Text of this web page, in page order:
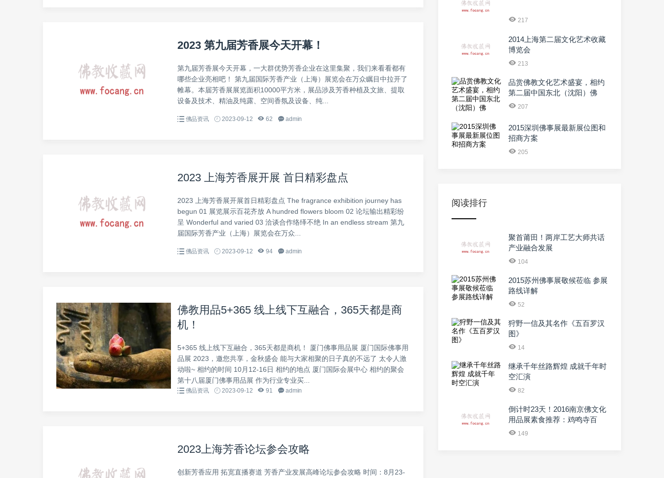
2023 第九届芳香展今天开幕！
第九届芳香展今天开幕，一大群优势芳香企业在这里集聚，我们来看看都有
哪些企业亮相吧！ 第九届国际芳香产业（上海）展览会在万众瞩目中拉开了
帷幕。本届芳香展展览面积10000平方米，展品涉及芳香种植及文旅、提取
设备及技术、精油及纯露、空间香氛及设备、纯...
佛品资讯 2023-09-12 62 admin
2023 上海芳香展开展 首日精彩盘点
2023 上海芳香展开展首日精彩盘点 The fragrance exhibition journey has
begun 01 展览展示百花齐放 A hundred flowers bloom 02 论坛输出精彩纷
呈 Wonderful and varied 03 洽谈合作络绎不绝 In an endless stream 第九
届国际芳香产业（上海）展览会在万众...
佛品资讯 2023-09-12 94 admin
佛教用品5+365 线上线下互融合，365天都是商
机！
5+365 线上线下互融合，365天都是商机！ 厦门佛事用品展 厦门国际佛事用
品展 2023，邀您共享，金秋盛会 能与大家相聚的日子真的不远了 太令人激
动啦~ 相约的时间 10月12-16日 相约的地点 厦门国际会展中心 相约的聚会
第十八届厦门佛事用品展 作为行业专业买...
佛品资讯 2023-09-12 91 admin
2023上海芳香论坛参会攻略
创新芳香应用 拓宽直播赛道 芳香产业发展高峰论坛参会攻略 时间：8月23-
217
2014上海第二届文化艺术收藏
博览会
213
品赏佛教文化艺术盛宴，相约
第二届中国东北（沈阳）佛
207
2015深圳佛事展最新展位图和
招商方案
205
阅读排行
聚首莆田！两岸工艺大师共话
产业融合发展
104
2015苏州佛事展敬候莅临 参展
路线详解
52
狩野一信及其名作《五百罗汉
图》
14
继承千年丝路辉煌 成就千年时
空汇演
82
倒计时23天！2016南京佛文化
用品展素食推荐：鸡鸣寺百
149